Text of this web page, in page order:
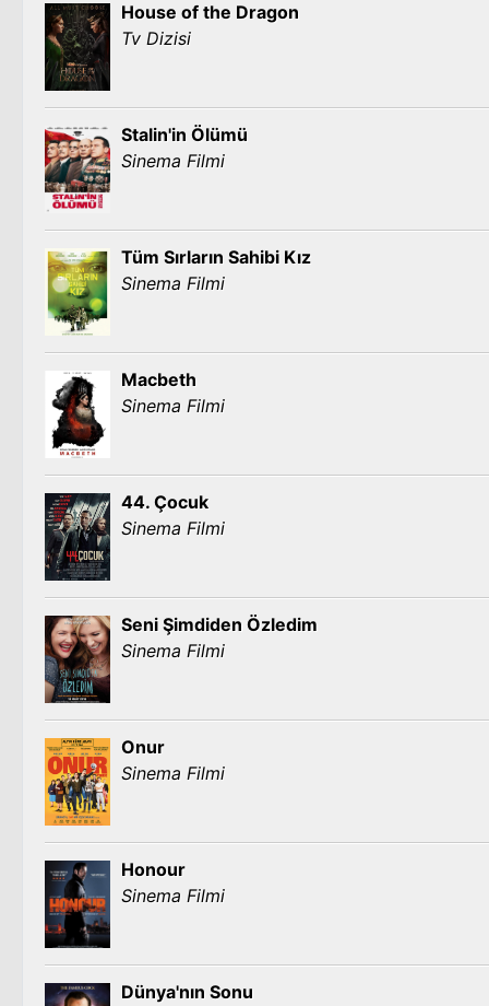
House of the Dragon
Tv Dizisi
Stalin'in Ölümü
Sinema Filmi
Tüm Sırların Sahibi Kız
Sinema Filmi
Macbeth
Sinema Filmi
44. Çocuk
Sinema Filmi
Seni Şimdiden Özledim
Sinema Filmi
Onur
Sinema Filmi
Honour
Sinema Filmi
Dünya'nın Sonu